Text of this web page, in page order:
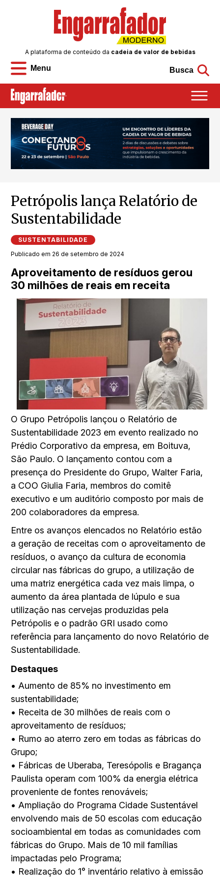
Menu
A plataforma de conteúdo da cadeia de valor de bebidas
Busca
Petrópolis lança Relatório de
Sustentabilidade
SUSTENTABILIDADE
Publicado em 26 de setembro de 2024
Aproveitamento de resíduos gerou
30 milhões de reais em receita
O Grupo Petrópolis lançou o Relatório de
Sustentabilidade 2023 em evento realizado no
Prédio Corporativo da empresa, em Boituva,
São Paulo. O lançamento contou com a
presença do Presidente do Grupo, Walter Faria,
a COO Giulia Faria, membros do comitê
executivo e um auditório composto por mais de
200 colaboradores da empresa.
Entre os avanços elencados no Relatório estão
a geração de receitas com o aproveitamento de
resíduos, o avanço da cultura de economia
circular nas fábricas do grupo, a utilização de
uma matriz energética cada vez mais limpa, o
aumento da área plantada de lúpulo e sua
utilização nas cervejas produzidas pela
Petrópolis e o padrão GRI usado como
referência para lançamento do novo Relatório de
Sustentabilidade.
Destaques
• Aumento de 85% no investimento em
sustentabilidade;
• Receita de 30 milhões de reais com o
aproveitamento de resíduos;
• Rumo ao aterro zero em todas as fábricas do
Grupo;
• Fábricas de Uberaba, Teresópolis e Bragança
Paulista operam com 100% da energia elétrica
proveniente de fontes renováveis;
• Ampliação do Programa Cidade Sustentável
envolvendo mais de 50 escolas com educação
socioambiental em todas as comunidades com
fábricas do Grupo. Mais de 10 mil famílias
impactadas pelo Programa;
• Realização do 1° inventário relativo à emissão